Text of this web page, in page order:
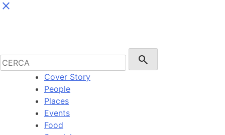
close
Cerca: search
Cover Story
People
Places
Events
Food